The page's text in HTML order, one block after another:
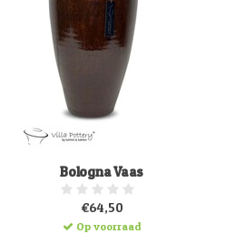
Bologna Vaas
€64,50
Op voorraad